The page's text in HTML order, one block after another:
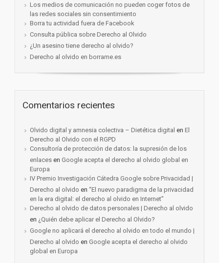
Los medios de comunicación no pueden coger fotos de
las redes sociales sin consentimiento
Borra tu actividad fuera de Facebook
Consulta pública sobre Derecho al Olvido
¿Un asesino tiene derecho al olvido?
Derecho al olvido en borrame.es
Comentarios recientes
Olvido digital y amnesia colectiva – Dietética digital en El
Derecho al Olvido con el RGPD
Consultoría de protección de datos: la supresión de los
enlaces en Google acepta el derecho al olvido global en
Europa
IV Premio Investigación Cátedra Google sobre Privacidad |
Derecho al olvido en “El nuevo paradigma de la privacidad
en la era digital: el derecho al olvido en Internet”
Derecho al olvido de datos personales | Derecho al olvido
en ¿Quién debe aplicar el Derecho al Olvido?
Google no aplicará el derecho al olvido en todo el mundo |
Derecho al olvido en Google acepta el derecho al olvido
global en Europa